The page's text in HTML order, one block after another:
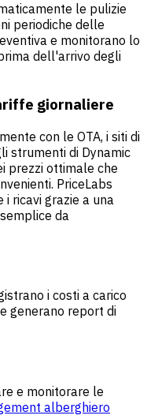
le pulizie
periodiche delle
e monitorano lo
dell'arrivo degli
giornaliere
con le OTA, i siti di
strumenti di Dynamic
prezzi ottimale che
PriceLabs
i ricavi grazie a una
da
i costi a carico
generano report di
e monitorare le
alberghiero